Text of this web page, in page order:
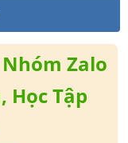
Nhóm Zalo
Học Tập